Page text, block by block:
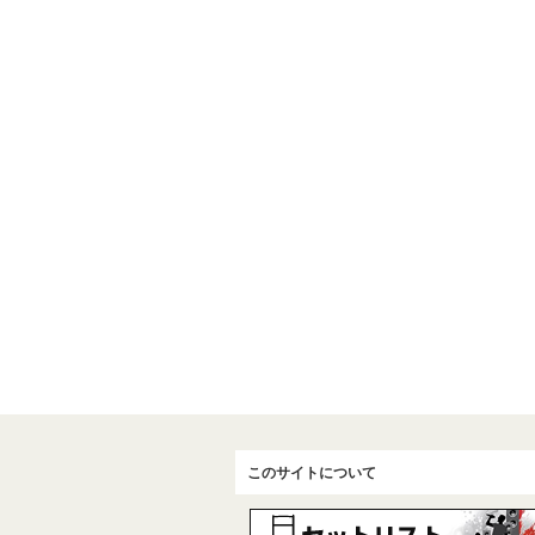
このサイトについて